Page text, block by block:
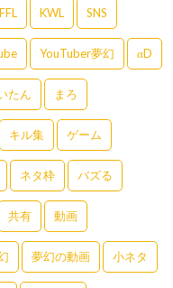
FFL KWL SNS
YouTuber夢幻 αD
たん まろ
キル集 ゲーム
ネタ枠 バズる
共有 動画
夢幻の動画 小ネタ